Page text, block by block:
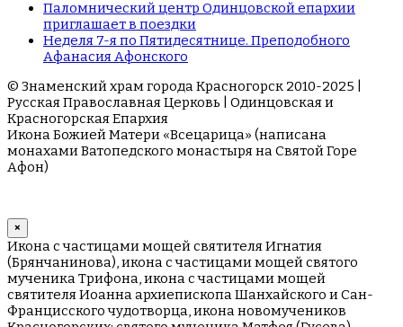
Паломнический центр Одинцовской епархии
приглашает в поездки
Неделя 7-я по Пятидесятнице. Преподобного
Афанасия Афонского
© Знаменский храм города Красногорск 2010-2025 |
Русская Православная Церковь | Одинцовская и
Красногорская Епархия
Икона Божией Матери «Всецарица» (написана
монахами Ватопедского монастыря на Cвятой Горе
Афон)
×
Икона с частицами мощей святителя Игнатия
(Брянчанинова), икона с частицами мощей святого
мученика Трифона, икона с частицами мощей
святителя Иоанна архиепископа Шанхайского и Сан-
Францисского чудотворца, икона новомучеников